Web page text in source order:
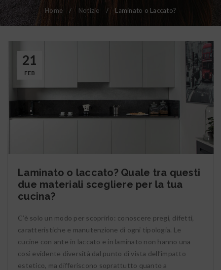
Home / Notizie / Laminato o Laccato?
21
FEB
Laminato o laccato? Quale tra questi
due materiali scegliere per la tua
cucina?
C’è solo un modo per scoprirlo: conoscere pregi, difetti,
caratteristiche e manutenzione di ogni tipologia. Le
cucine con ante in laccato e in laminato non hanno una
così evidente diversità dal punto di vista dell’impatto
estetico, ma differiscono soprattutto quanto a